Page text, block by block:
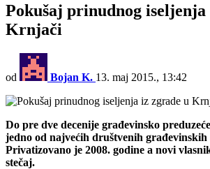
Pokušaj prinudnog iseljenja
Krnjači
od Bojan K. 13. maj 2015., 13:42
Do pre dve decenije građevinsko
jedno od najvećih društvenih građevinskih
Privatizovano je 2008. godine a novi
stečaj.